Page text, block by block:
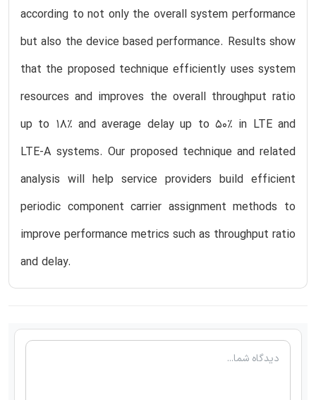
according to not only the overall system performance
but also the device based performance. Results show
that the proposed technique efficiently uses system
resources and improves the overall throughput ratio
up to 18% and average delay up to 50% in LTE and
LTE-A systems. Our proposed technique and related
analysis will help service providers build efficient
periodic component carrier assignment methods to
improve performance metrics such as throughput ratio
and delay.